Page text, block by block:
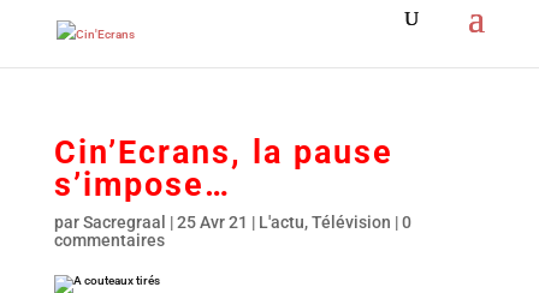
Cin’Ecrans, la pause
s’impose…
parSacregraal |25 Avr 21 | L'actu,Télévision |0
commentaires